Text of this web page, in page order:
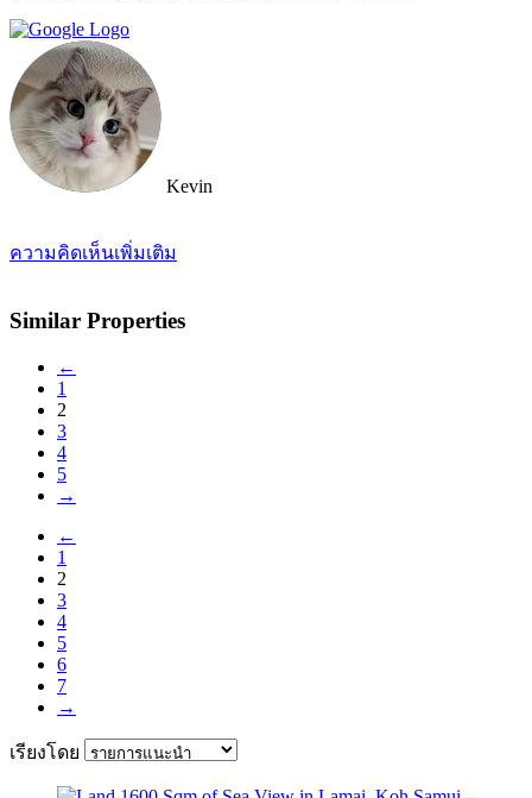
Kevin
ความคิดเห็นเพิ่มเติม
Similar Properties
←
1
2
3
4
5
→
←
1
2
3
4
5
6
7
→
เรียงโดย